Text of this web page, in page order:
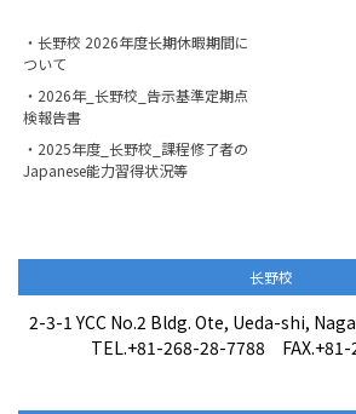
・长野校 2026年度长期休暇期間に
ついて
・2026年_长野校_告示基準定期点
検報告書
・2025年度_长野校_課程修了者の
Japanese能力習得状況等
长野校
2-3-1 YCC No.2 Bldg. Ote, Ueda-shi,
TEL.+81-268-28-7788 FAX.+81-